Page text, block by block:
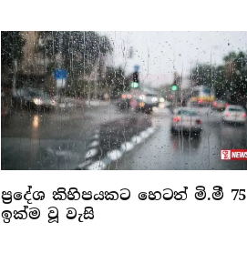
ප්‍රදේශ කිහිපයකට හෙටත් මි.මී 75
ඉක්ම වූ වැසි